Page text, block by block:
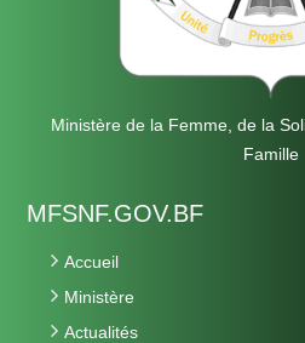
Ministère de la Femme, de la
Famille
MFSNF.GOV.BF
Accueil
Ministère
Actualités